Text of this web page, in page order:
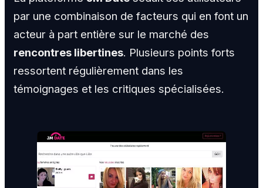
par une combinaison de facteurs qui en font un
acteur à part entière sur le marché des
rencontres libertines. Plusieurs points forts
ressortent régulièrement dans les
témoignages et les critiques spécialisées.